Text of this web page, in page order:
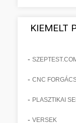
KIEMELT
-
- CNC
- PLASZTIKAI
- VERSEK